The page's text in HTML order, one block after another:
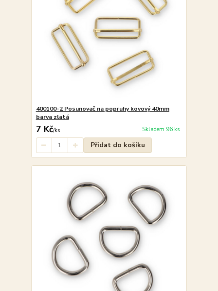
400100-2 Posunovač na popruhy kovový 40mm
barva zlatá
7 Kč/ks Skladem 96 ks
Přidat do košíku